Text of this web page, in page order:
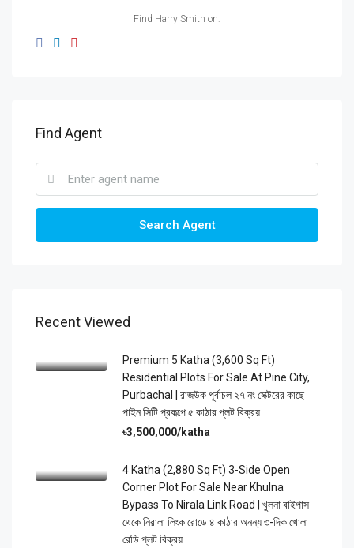
Find Harry Smith on:
Find Agent
Search Agent
Recent Viewed
Premium 5 Katha (3,600 Sq Ft)
Residential Plots For Sale At Pine City,
Purbachal | রাজউক পূর্বাচল ২৭ নং সেক্টরের কাছে
পাইন সিটি প্রকল্পে ৫ কাঠার প্লট বিক্রয়
৳3,500,000/katha
4 Katha (2,880 Sq Ft) 3-Side Open
Corner Plot For Sale Near Khulna
Bypass To Nirala Link Road | খুলনা বাইপাস
থেকে নিরালা লিংক রোডে ৪ কাঠার অনন্য ৩-দিক খোলা
রেডি প্লট বিক্রয়